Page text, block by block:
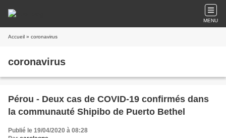
MENU
Accueil » coronavirus
coronavirus
Pérou - Deux cas de COVID-19 confirmés dans
la communauté Shipibo de Puerto Bethel
Publié le 19/04/2020 à 08:28